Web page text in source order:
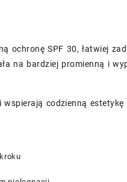
ochronę SPF 30, łatwiej
na bardziej promienną i
codzienną